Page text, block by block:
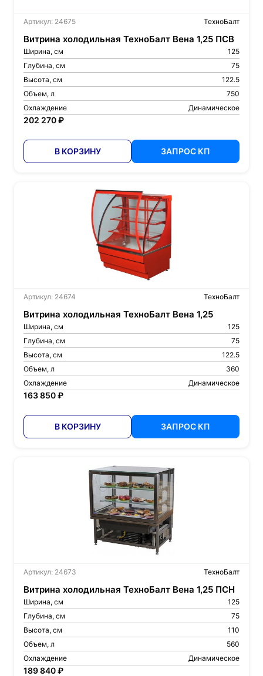
Артикул: 24675 ТехноБалт
Витрина холодильная ТехноБалт Вена 1,25 ПСВ
Ширина, см
125
Глубина, см
75
Высота, см
122.5
Объем, л
750
Охлаждение
Динамическое
202 270 ₽
В КОРЗИНУ ЗАПРОС КП
Артикул: 24674 ТехноБалт
Витрина холодильная ТехноБалт Вена 1,25
Ширина, см
125
Глубина, см
75
Высота, см
122.5
Объем, л
360
Охлаждение
Динамическое
163 850 ₽
В КОРЗИНУ ЗАПРОС КП
Артикул: 24673 ТехноБалт
Витрина холодильная ТехноБалт Вена 1,25 ПСН
Ширина, см
125
Глубина, см
75
Высота, см
110
Объем, л
560
Охлаждение
Динамическое
189 840 ₽